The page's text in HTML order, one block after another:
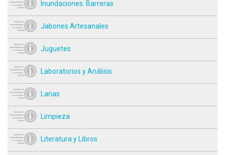
Inundaciones. Barreras
Jabones Artesanales
Juguetes
Laboratorios y Análisis
Lanas
Limpieza
Literatura y Libros